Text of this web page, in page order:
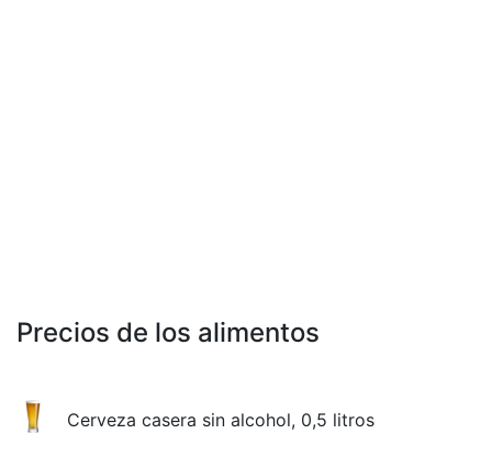
Precios de los alimentos
Cerveza casera sin alcohol, 0,5 litros